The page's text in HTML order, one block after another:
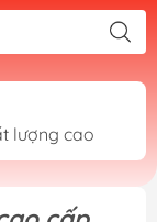
lượng cao